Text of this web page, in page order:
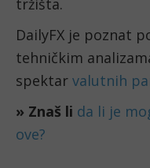
DailyFX je poznat
tehničkim
spektar valutnih
» Znaš li da li je
ove?